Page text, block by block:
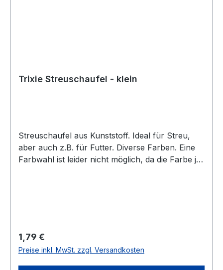
Trixie Streuschaufel - klein
Streuschaufel aus Kunststoff. Ideal für Streu,
aber auch z.B. für Futter. Diverse Farben. Eine
Farbwahl ist leider nicht möglich, da die Farbe je
Regulärer Preis:
1,79 €
Preise inkl. MwSt. zzgl. Versandkosten